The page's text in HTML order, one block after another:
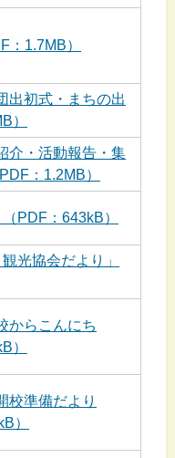
：1.7MB）
出初式・まちの出
）
介・活動報告・集
：1.2MB）
PDF：643kB）
光協会だより」
からこんにち
）
校準備だより
）